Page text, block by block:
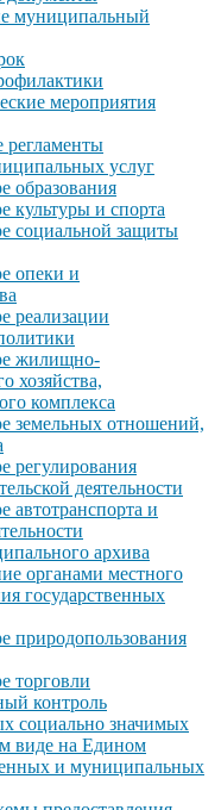
муниципальный
мероприятия
услуг
образования
культуры и спорта
социальной защиты
опеки и
реализации
жилищно-
хозяйства,
комплекса
земельных отношений,
регулирования
деятельности
автотранспорта и
архива
органами местного
государственных
природопользования
торговли
контроль
социально значимых
виде на Едином
и муниципальных